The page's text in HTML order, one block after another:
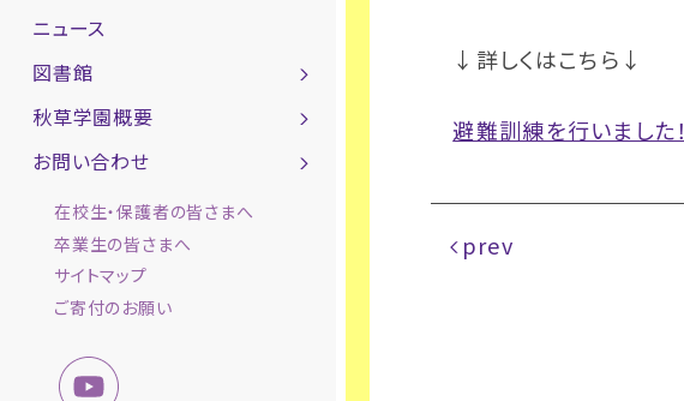
ニュース
図書館
秋草学園概要
お問い合わせ
在校生・保護者の皆さまへ
卒業生の皆さまへ
サイトマップ
ご寄付のお願い
↓詳しくはこちら↓
避難訓練を行いました！
prev